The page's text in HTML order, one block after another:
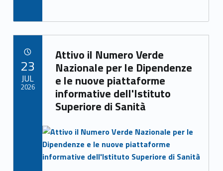
e
b
o
o
k
to
d
o
n
ai
l
ar
e
Link identifier archive #link-archive-34048
Attivo il Numero Verde
Nazionale per le Dipendenze
e le nuove piattaforme
informative dell'Istituto
Superiore di Sanità
Link identifier archive #link-archive-thumb-soap-98153
23
JUL
2026